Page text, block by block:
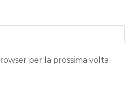
per la prossima volta